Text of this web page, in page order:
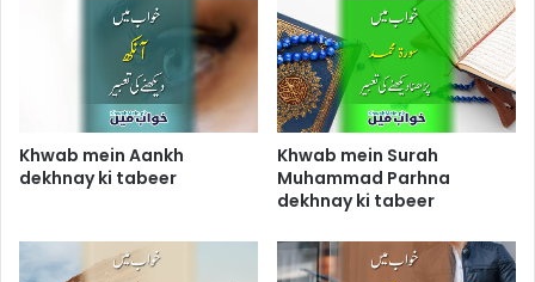
Khwab mein Aankh
dekhnay ki tabeer
Khwab mein Surah
Muhammad Parhna
dekhnay ki tabeer